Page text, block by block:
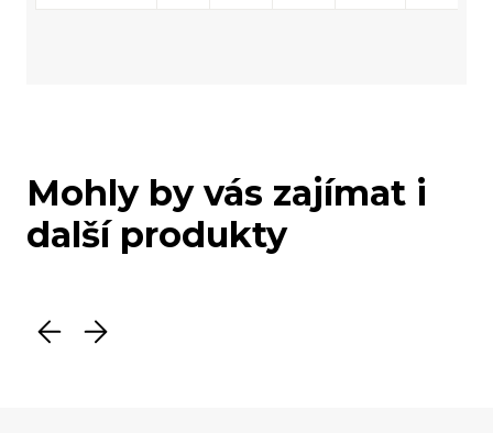
Mohly by vás zajímat i
další produkty